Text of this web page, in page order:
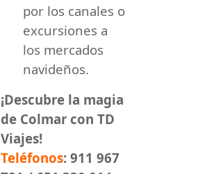
por los canales o
excursiones a
los mercados
navideños.
¡Descubre la magia
de Colmar con TD
Viajes!
Teléfonos: 911 967